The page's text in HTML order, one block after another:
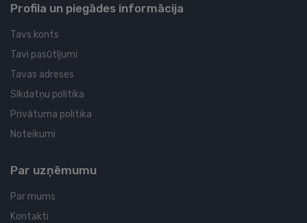
Profila un piegādes informācija
Tavs konts
Tavi pasūtījumi
Tavas adreses
Sīkdatņu politika
Privātuma politika
Noteikumi
Par uzņēmumu
Par mums
Kontakti